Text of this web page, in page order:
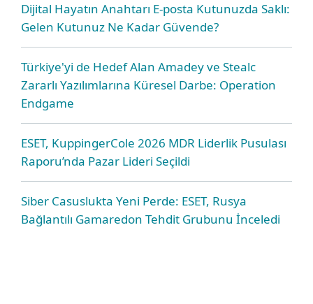
Dijital Hayatın Anahtarı E-posta Kutunuzda Saklı:
Gelen Kutunuz Ne Kadar Güvende?
Türkiye'yi de Hedef Alan Amadey ve Stealc
Zararlı Yazılımlarına Küresel Darbe: Operation
Endgame
ESET, KuppingerCole 2026 MDR Liderlik Pusulası
Raporu’nda Pazar Lideri Seçildi
Siber Casuslukta Yeni Perde: ESET, Rusya
Bağlantılı Gamaredon Tehdit Grubunu İnceledi